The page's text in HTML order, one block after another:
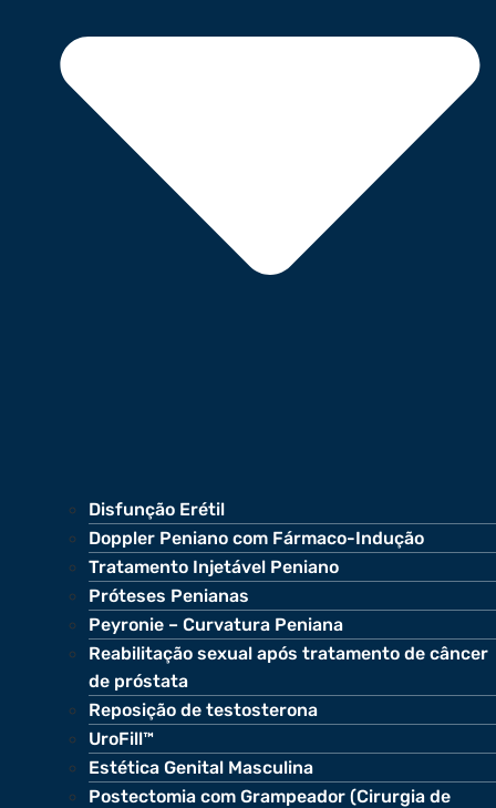
Disfunção Erétil
Doppler Peniano com Fármaco-Indução
Tratamento Injetável Peniano
Próteses Penianas
Peyronie – Curvatura Peniana
Reabilitação sexual após tratamento de câncer
de próstata
Reposição de testosterona
UroFill™
Estética Genital Masculina
Postectomia com Grampeador (Cirurgia de